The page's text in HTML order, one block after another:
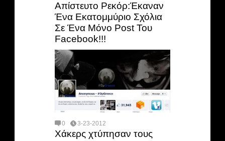
Απίστευτο Ρεκόρ:Έκαναν
Ένα Εκατομμύριο Σχόλια
Σε Ένα Μόνο Post Του
Facebook!!!
0 3-23-2012
Χάκερς χτύπησαν τους